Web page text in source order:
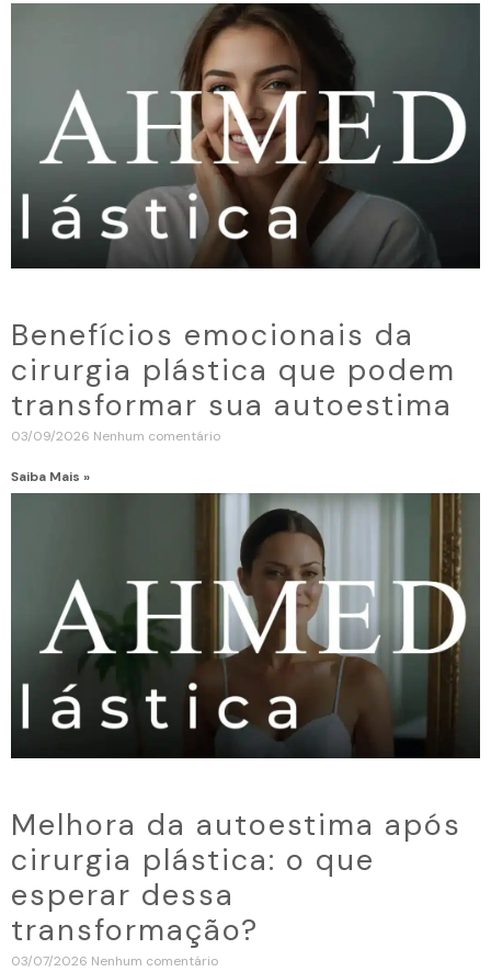
Benefícios emocionais da
cirurgia plástica que podem
transformar sua autoestima
03/09/2026 Nenhum comentário
Saiba Mais »
Melhora da autoestima após
cirurgia plástica: o que
esperar dessa
transformação?
03/07/2026 Nenhum comentário